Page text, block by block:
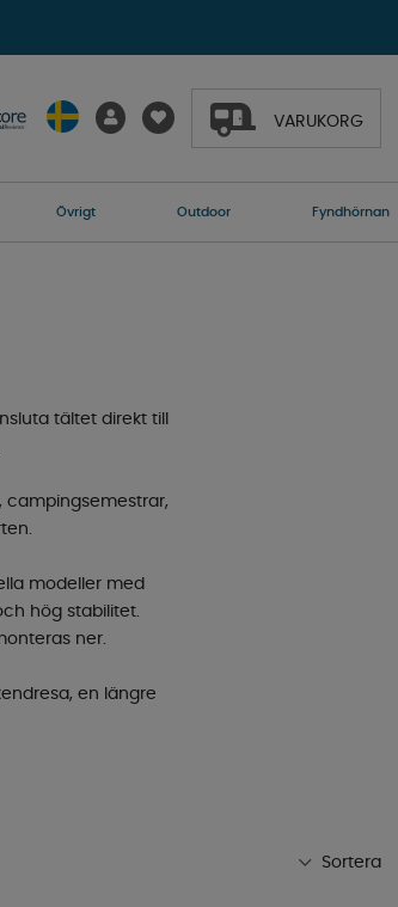
VARUKORG
Övrigt Outdoor Fyndhörnan
tältet direkt till
campingsemestrar,
modeller med
hög stabilitet.
ner.
en längre
Sortera